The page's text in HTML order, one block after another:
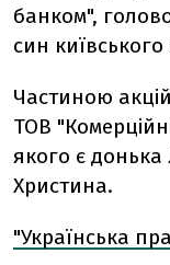
банком",
син
Частиною
ТОВ
якого є
Христина.
"Українська